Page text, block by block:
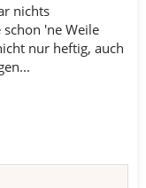
nichts
'ne Weile
nur heftig, auch